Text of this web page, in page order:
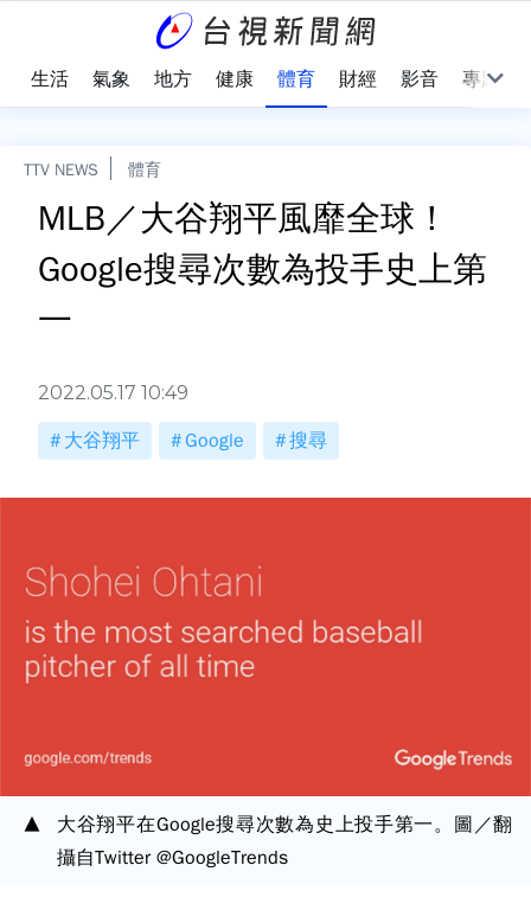
生活 氣象 地方 健康 體育 財經 影音 專題
TTV NEWS 體育
MLB／大谷翔平風靡全球！
Google搜尋次數為投手史上第
一
2022.05.17 10:49
大谷翔平 Google 搜尋
大谷翔平在Google搜尋次數為史上投手第一。圖／翻
攝自Twitter @GoogleTrends